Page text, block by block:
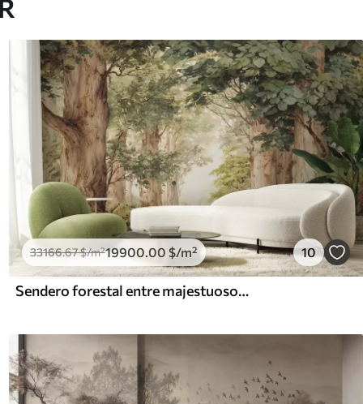
33166.67$/m²19900 .00 $/m² 10
Sendero forestal entre majestuosos árboles en estilo acuarela